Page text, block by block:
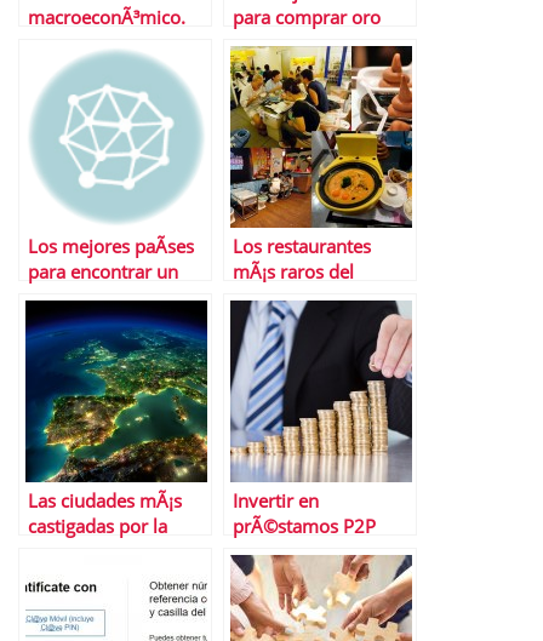
macroeconÃ³mico.
de 2014
para comprar oro
Los mejores paÃ­ses
para encontrar un
empleo a tiempo
completo
Los restaurantes
mÃ¡s raros del
mundo
Las ciudades mÃ¡s
castigadas por la
Invertir en
prÃ©stamos P2P
Â¿tendencia para
2022? La tarea